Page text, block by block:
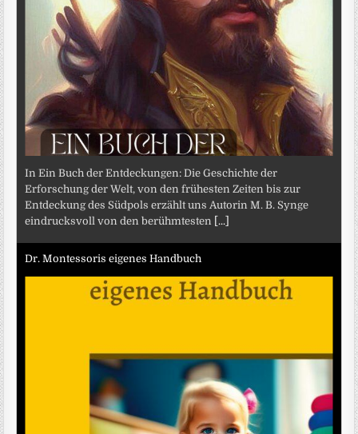
In Ein Buch der Entdeckungen: Die Geschichte der
Erforschung der Welt, von den frühesten Zeiten bis zur
Entdeckung des Südpols erzählt uns Autorin M. B. Synge
eindrucksvoll von den berühmtesten [...]
Dr. Montessoris eigenes Handbuch